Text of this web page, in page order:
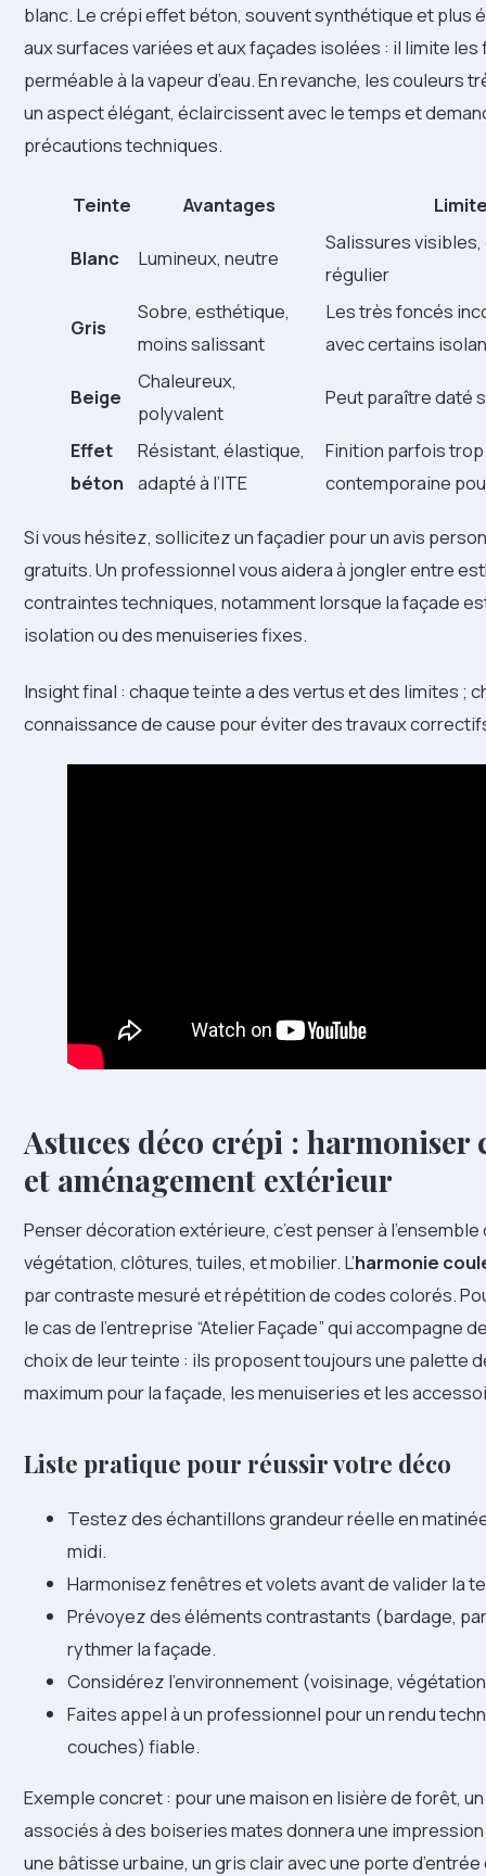
blanc. Le crépi effet béton, souvent synthétique et plus
aux surfaces variées et aux façades isolées : il limite
perméable à la vapeur d’eau. En revanche, les couleurs
un aspect élégant, éclaircissent avec le temps et
précautions techniques.
Teinte Avantages
Blanc Lumineux, neutre
Salissures
régulier
Gris
Sobre, esthétique,
moins salissant
Les très foncés
avec certains
Beige
Chaleureux,
polyvalent
Peut paraître daté
Effet
béton
Résistant, élastique,
adapté à l’ITE
Finition parfois trop
contemporaine
Si vous hésitez, sollicitez un façadier pour un avis
gratuits. Un professionnel vous aidera à jongler entre
contraintes techniques, notamment lorsque la façade
isolation ou des menuiseries fixes.
Insight final : chaque teinte a des vertus et des limites ;
connaissance de cause pour éviter des travaux
Astuces déco crépi :
et aménagement extérieur
Penser décoration extérieure, c’est penser à l’ensemble
végétation, clôtures, tuiles, et mobilier. L’harmonie
par contraste mesuré et répétition de codes colorés.
le cas de l’entreprise “Atelier Façade” qui accompagne
choix de leur teinte : ils proposent toujours une palette
maximum pour la façade, les menuiseries et les
Liste pratique pour réussir votre déco
Testez des échantillons grandeur réelle en
midi.
Harmonisez fenêtres et volets avant de valider la
Prévoyez des éléments contrastants (bardage,
rythmer la façade.
Considérez l’environnement (voisinage,
Faites appel à un professionnel pour un rendu
couches) fiable.
Exemple concret : pour une maison en lisière de forêt,
associés à des boiseries mates donnera une impression
une bâtisse urbaine, un gris clair avec une porte